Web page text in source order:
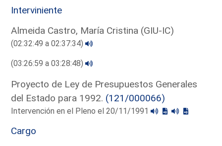
Interviniente
Almeida Castro, María Cristina (GIU-IC)
(02:32:49 a 02:37:34)
(03:26:59 a 03:28:48)
Proyecto de Ley de Presupuestos Generales
del Estado para 1992. (121/000066)
Intervención en el Pleno el 20/11/1991
Cargo